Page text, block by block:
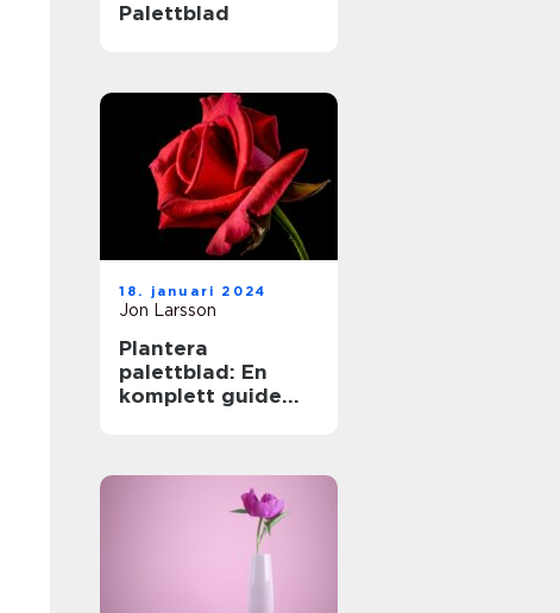
Palettblad
18. januari 2024
Jon Larsson
Plantera
palettblad: En
komplett guide